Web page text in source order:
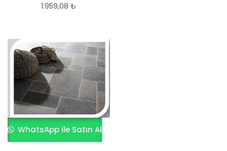
1.959,08 ₺
WhatsApp ile Satın Al